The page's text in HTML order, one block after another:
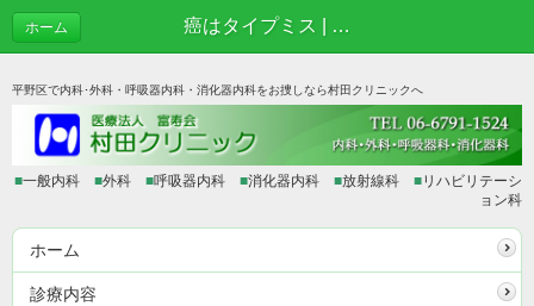
癌はタイプミス | あれこれブログ
ホーム
平野区で内科･外科・呼吸器内科・消化器内科をお捜しなら村田クリニックへ
■一般内科 ■外科 ■呼吸器内科 ■消化器内科 ■放射線科 ■リハビリテーシ
ョン科
ホーム
診療内容